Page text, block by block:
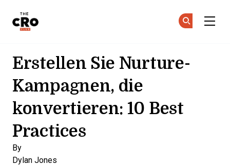
Erstellen Sie Nurture-
Kampagnen, die
konvertieren: 10 Best
Practices
By
Dylan Jones